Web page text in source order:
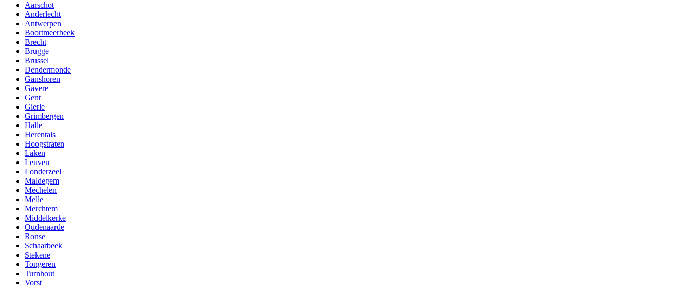
Aarschot
Anderlecht
Antwerpen
Boortmeerbeek
Brecht
Brugge
Brussel
Dendermonde
Ganshoren
Gavere
Gent
Gierle
Grimbergen
Halle
Herentals
Hoogstraten
Laken
Leuven
Londerzeel
Maldegem
Mechelen
Melle
Merchtem
Middelkerke
Oudenaarde
Ronse
Schaarbeek
Stekene
Tongeren
Turnhout
Vorst